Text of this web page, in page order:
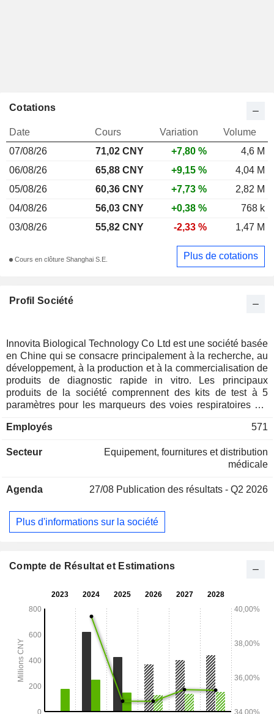
Profil Société
Innovita Biological Technology Co Ltd est une société basée
en Chine qui se consacre principalement à la recherche, au
développement, à la production et à la commercialisation de
produits de diagnostic rapide in vitro. Les principaux
produits de la société comprennent des kits de test à 5
paramètres pour les marqueurs des voies respiratoires sur
la grippe, des kits de test à 3 paramètres pour les anticorps
marqueurs des voies respiratoires sur sérum, des kits de test
à 9 paramètres par fluorescence pour les voies respiratoires,
utilisés pour la détection d'agents pathogènes respiratoires,
l'hépatite et d'autres applications. La société exerce
principalement ses activités sur les marchés nationaux et
Employés 571
Secteur
Equipement, fournitures et distribution
médicale
Agenda 27/08 Publication des résultats - Q2 2026
Plus d'informations sur la société
Cotations
Date Cours Variation
Volume
07/08/26
71,02 CNY +7,80 %
4,6 M
06/08/26
65,88 CNY +9,15 %
4,04 M
05/08/26
60,36 CNY +7,73 %
2,82 M
04/08/26
56,03 CNY +0,38 %
768 k
03/08/26
55,82 CNY -2,33 % 1,47 M
Cours en clôture Shanghai S.E. Plus de cotations
Compte de Résultat et Estimations